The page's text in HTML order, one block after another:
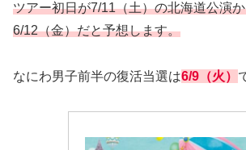
ツアー初日が7/11（土）の北海道公演
6/12（金）だと予想します。
なにわ男子前半の復活当選は6/9（火）